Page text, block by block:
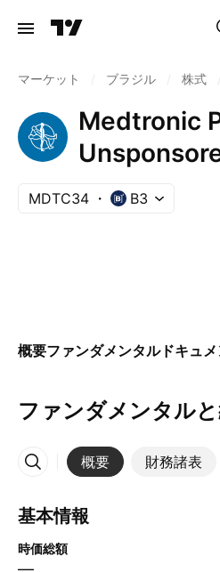
マーケット ブラジル 株式
Medtronic
Depositary
MDTC34 B3
概要ファンダメンタルドキュメ
ファンダメンタル
概要 財務諸表
その他
基本情報
時価総額